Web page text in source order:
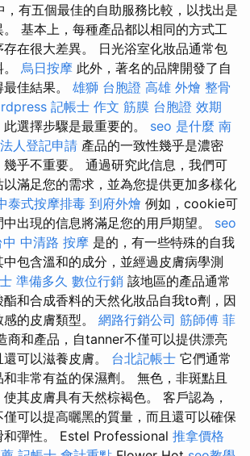
有五個最佳的自助服務比較，以找出是
基本上，每種產品都以相同的方式工
在很大差異。 日光浴室化妝品通常包
烏日按摩 此外，著名的品牌開發了自
佳結果。 雄獅 台胞證 高雄 外燴 整骨
記帳士 作文 筋膜 台胞證 效期
選擇步驟是最重要的。 seo 是什麼 南
人登記申請 產品的一致性幾乎是濃密
乎不重要。 通過研究此信息，我們可
滿足您的需求，並為您提供更加多樣化
泰式按摩排毒 到府外燴 例如，cookie可
出現的信息將滿足您的用戶期望。 seo
中 中清路 按摩 是的，有一些特殊的自我
包含溫和的成分，並經過皮膚病學測
準備多久 數位行銷 該地區的產品通常
和合成香料的天然化妝品自我to劑，因
的皮膚類型。 網路行銷公司 筋師傅 菲
商和產品，自tanner不僅可以提供漂亮
可以滋養皮膚。 台北記帳士 它們通常
非常有益的保濕劑。 無色，非斑點且
其皮膚具有天然棕褐色。 客戶認為，
可以提高曬黑的質量，而且還可以確保
和彈性。 Estel Professional 推拿價格